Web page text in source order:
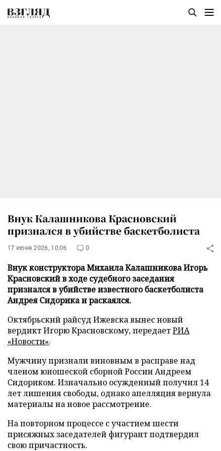
Внук Калашникова Красновский
признался в убийстве баскетболиста
17 июня 2026, 10:06 0
Внук конструктора Михаила Калашникова Игорь
Красновский в ходе судебного заседания
признался в убийстве известного баскетболиста
Андрея Сидорика и раскаялся.
Октябрьский райсуд Ижевска вынес новый
вердикт Игорю Красновскому, передаетРИА
«Новости».
Мужчину признали виновным в расправе над
членом юношеской сборной России Андреем
Сидориком. Изначально осужденный получил 14
лет лишения свободы, однако апелляция вернула
материалы на новое рассмотрение.
На повторном процессе с участием шести
присяжных заседателей фигурант подтвердил
свою причастность.